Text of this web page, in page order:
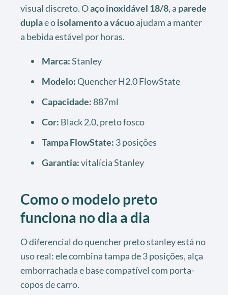
visual discreto. Oaço inoxidável 18/8, a parede
duplae oisolamento a vácuoajudam a manter
a bebida estável por horas.
Marca:Stanley
Modelo:Quencher H2.0 FlowState
Capacidade: 887ml
Cor: Black 2.0, preto fosco
Tampa FlowState: 3 posições
Garantia:vitalícia Stanley
Como o modelo preto
funciona no dia a dia
O diferencial do quencher preto stanley está no
uso real: ele combina tampa de 3 posições, alça
emborrachada e base compatível com porta-
copos de carro.